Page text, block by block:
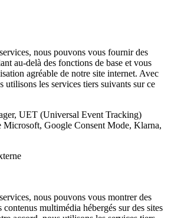
nous pouvons vous fournir des
au-delà des fonctions de base et vous
agréable de notre site internet. Avec
utilisons les services tiers suivants sur ce
UET (Universal Event Tracking)
Microsoft, Google Consent Mode, Klarna,
nous pouvons vous montrer des
contenus multimédia hébergés sur des sites